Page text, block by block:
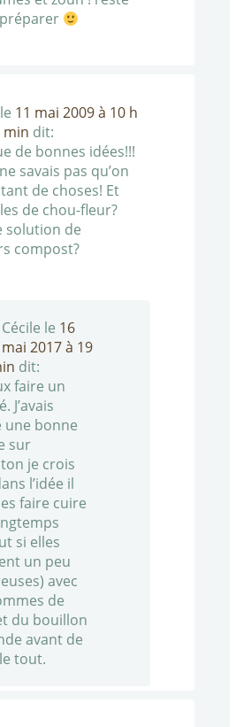
le 11 mai 2009 à 10 h
min dit:
de bonnes idées!!!
savais pas qu’on
de choses! Et
de chou-fleur?
solution de
compost?
Cécile le 16
mai 2017 à 19
dit:
faire un
J’avais
une bonne
sur
je crois
l’idée il
faire cuire
si elles
un peu
avec
de
du bouillon
avant de
tout.